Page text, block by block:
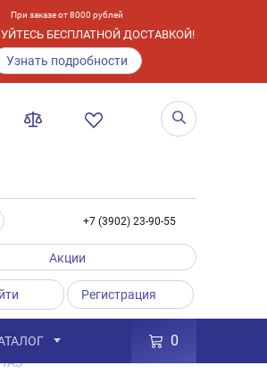
При заказе от 8000 рублей
БЕСПЛАТНОЙ ДОСТАВКОЙ!
Узнать подробности
+7 (3902) 23-90-55
Акции
Регистрация
0
/ Товары Аксессуары
/
ТАЗ